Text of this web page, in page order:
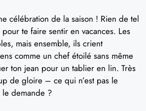
célébration de la saison ! Rien de tel
te faire sentir en vacances. Les
mais ensemble, ils crient
comme un chef étoilé sans même
ton jean pour un tablier en lin. Très
de gloire – ce qui n’est pas le
demande ?